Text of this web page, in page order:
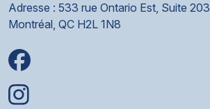
Adresse : 533 rue Ontario Est, Suite 203
Montréal, QC H2L 1N8